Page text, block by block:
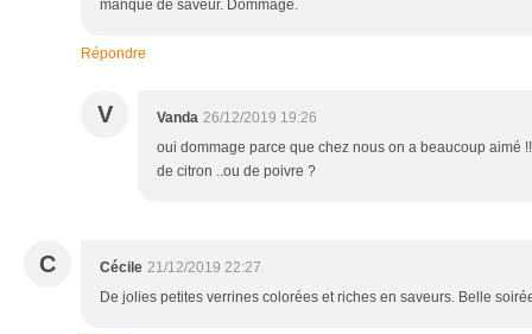
manqué de saveur. Dommage.
Répondre
V Vanda 26/12/2019 19:26
oui dommage parce que chez nous on a beaucoup aimé
de citron ..ou de poivre ?
C Cécile 21/12/2019 22:27
De jolies petites verrines colorées et riches en saveurs. Belle